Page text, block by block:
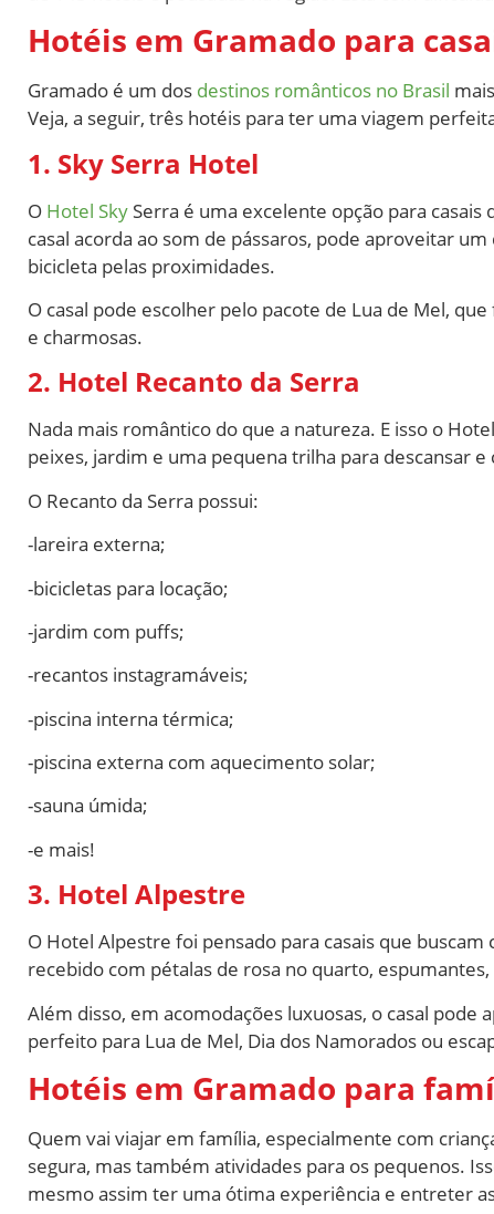
Hotéis em Gramado para
Gramado é um dos destinos românticos no Brasil
Veja, a seguir, três hotéis para ter uma viagem
1. Sky Serra Hotel
O Hotel Sky Serra é uma excelente opção para
casal acorda ao som de pássaros, pode aproveitar um
bicicleta pelas proximidades.
O casal pode escolher pelo pacote de Lua de Mel,
e charmosas.
2. Hotel Recanto da Serra
Nada mais romântico do que a natureza. E isso o
peixes, jardim e uma pequena trilha para descansar
O Recanto da Serra possui:
-lareira externa;
-bicicletas para locação;
-jardim com puffs;
-recantos instagramáveis;
-piscina interna térmica;
-piscina externa com aquecimento solar;
-sauna úmida;
-e mais!
3. Hotel Alpestre
O Hotel Alpestre foi pensado para casais que
recebido com pétalas de rosa no quarto,
Além disso, em acomodações luxuosas, o casal
perfeito para Lua de Mel, Dia dos Namorados ou
Hotéis em Gramado para
Quem vai viajar em família, especialmente com
segura, mas também atividades para os pequenos.
mesmo assim ter uma ótima experiência e entreter